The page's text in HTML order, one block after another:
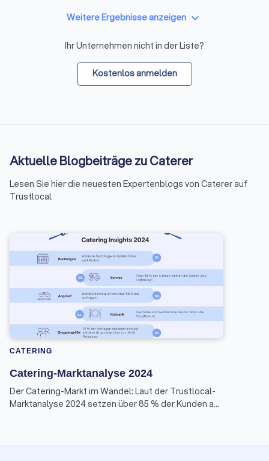
Weitere Ergebnisse anzeigen keyboard_arrow_down
Ihr Unternehmen nicht in der Liste?
Kostenlos anmelden
Aktuelle Blogbeiträge zu Caterer
Lesen Sie hier die neuesten Expertenblogs von Caterer auf
Trustlocal
CATERING
Catering-Marktanalyse 2024
Der Catering-Markt im Wandel: Laut der Trustlocal-
Marktanalyse 2024 setzen über 85 % der Kunden auf